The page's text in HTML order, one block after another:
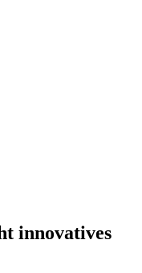
innovatives